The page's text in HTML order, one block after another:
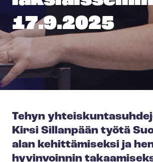
17.9.2025
Tehyn
Kirsi Sillanpään työtä
alan kehittämiseksi ja
hyvinvoinnin